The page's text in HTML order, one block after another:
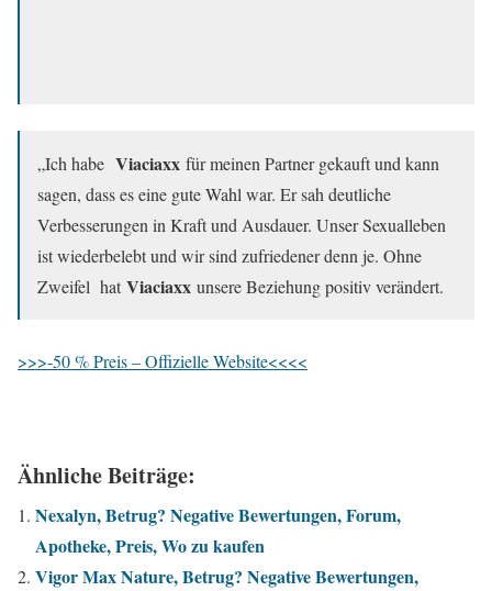
„Ich habe Viaciaxx für meinen Partner gekauft und kann
sagen, dass es eine gute Wahl war. Er sah deutliche
Verbesserungen in Kraft und Ausdauer. Unser Sexualleben
ist wiederbelebt und wir sind zufriedener denn je. Ohne
Zweifel hat Viaciaxx unsere Beziehung positiv verändert.
>>>-50 % Preis – Offizielle Website<<<<
Ähnliche Beiträge:
Nexalyn, Betrug? Negative Bewertungen, Forum,
Apotheke, Preis, Wo zu kaufen
Vigor Max Nature, Betrug? Negative Bewertungen,